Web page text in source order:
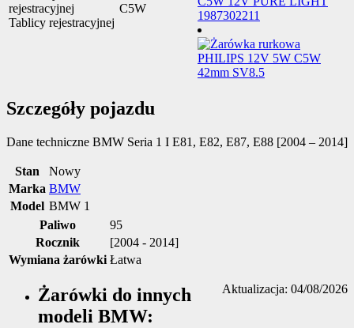
Tablicy rejestracyjnej
C5W
Szczegóły pojazdu
Dane techniczne BMW Seria 1 I E81, E82, E87, E88 [2004 – 2014]
Stan
Nowy
Marka BMW
Model BMW 1
Paliwo
95
Rocznik
[2004 - 2014]
Wymiana żarówki Łatwa
Aktualizacja: 04/08/2026
Żarówki do innych
modeli BMW: